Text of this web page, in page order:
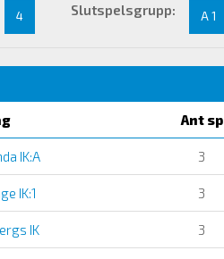
4 Slutspelsgrupp: A 1
Ant sp
IK:A 3
IK:1 3
IK 3